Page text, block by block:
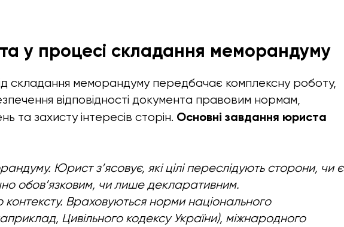
у процесі складання меморандуму
складання меморандуму передбачає комплексну роботу,
відповідності документа правовим нормам,
та захисту інтересів сторін. Основні завдання юриста
Юрист з’ясовує, які цілі переслідують сторони, чи є
обов’язковим, чи лише декларативним.
контексту. Враховуються норми національного
Цивільного кодексу України), міжнародного